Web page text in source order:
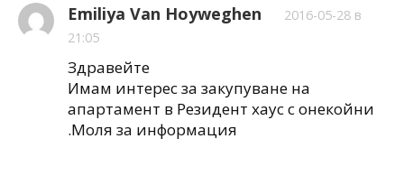
Emiliya Van Hoyweghen
2016-05-28 в
21:05
Здравейте
Имам интерес за закупуване на
апартамент в Резидент хаус с онекойни
.Моля за информация